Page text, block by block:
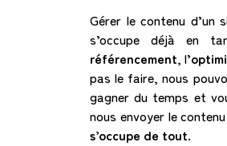
Gérer le contenu d’un
s’occupe déjà en
référencement, l’
pas le faire, nous
gagner du temps et
nous envoyer le
s’occupe de tout.